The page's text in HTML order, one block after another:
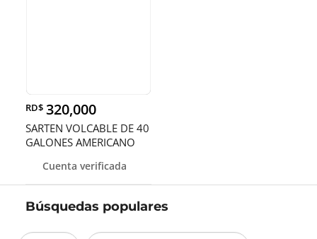
RD$ 320,000
SARTEN VOLCABLE DE 40
GALONES AMERICANO
Cuenta verificada
Búsquedas populares